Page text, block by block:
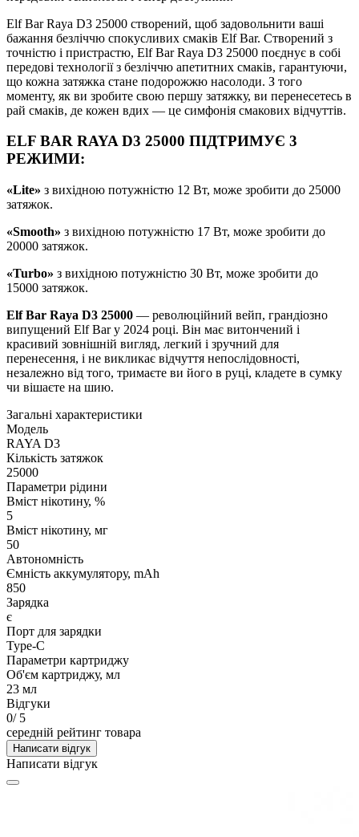
Elf Bar Raya D3 25000 створений, щоб задовольнити ваші
бажання безліччю спокусливих смаків Elf Bar. Створений з
точністю і пристрастю, Elf Bar Raya D3 25000 поєднує в собі
передові технології з безліччю апетитних смаків, гарантуючи,
що кожна затяжка стане подорожжю насолоди. З того
моменту, як ви зробите свою першу затяжку, ви перенесетесь в
рай смаків, де кожен вдих — це симфонія смакових відчуттів.
ELF BAR RAYA D3 25000 ПІДТРИМУЄ 3
РЕЖИМИ:
«Lite» з вихідною потужністю 12 Вт, може зробити до 25000
затяжок.
«Smooth» з вихідною потужністю 17 Вт, може зробити до
20000 затяжок.
«Turbo» з вихідною потужністю 30 Вт, може зробити до
15000 затяжок.
Elf Bar Raya D3 25000 — революційний вейп, грандіозно
випущений Elf Bar у 2024 році. Він має витончений і
красивий зовнішній вигляд, легкий і зручний для
перенесення, і не викликає відчуття непослідовності,
незалежно від того, тримаєте ви його в руці, кладете в сумку
чи вішаєте на шию.
Загальні характеристики
Модель
RAYA D3
Кількість затяжок
25000
Параметри рідини
Вміст нікотину, %
5
Вміст нікотину, мг
50
Автономність
Ємність аккумулятору, mAh
850
Зарядка
є
Порт для зарядки
Type-C
Параметри картриджу
Об'єм картриджу, мл
23 мл
Відгуки
0/ 5
середній рейтинг товара
Написати відгук
Написати відгук